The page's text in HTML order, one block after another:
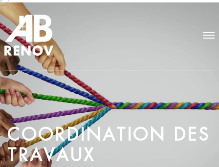
COORDINATION DES
TRAVAUX